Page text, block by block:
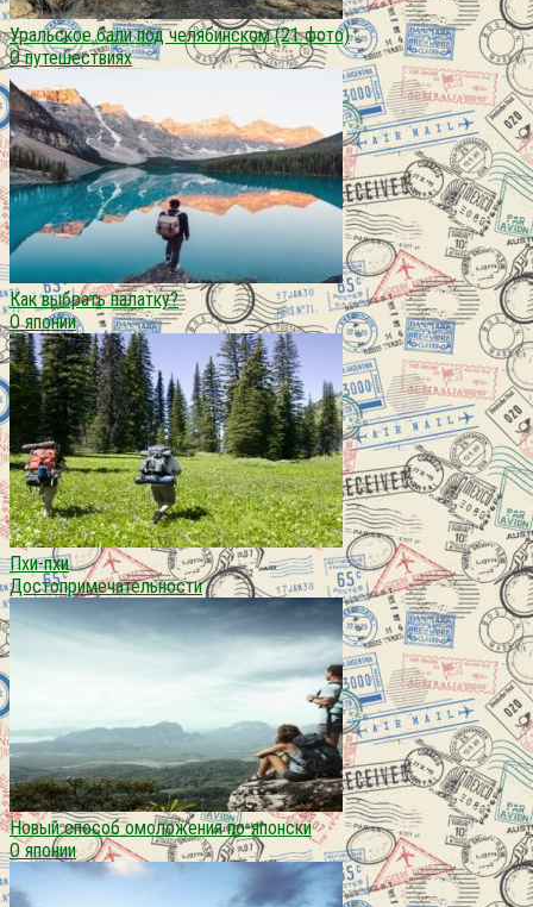
Уральское бали под челябинском (21 фото)
О путешествиях
Как выбрать палатку?
О японии
Пхи-пхи
Достопримечательности
Новый способ омоложения по-японски
О японии